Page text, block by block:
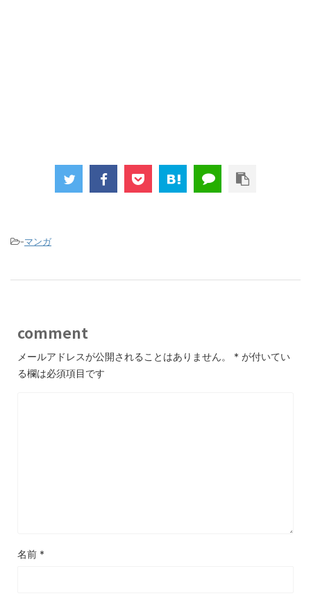
-マンガ
comment
メールアドレスが公開されることはありません。 * が付いてい
る欄は必須項目です
名前 *